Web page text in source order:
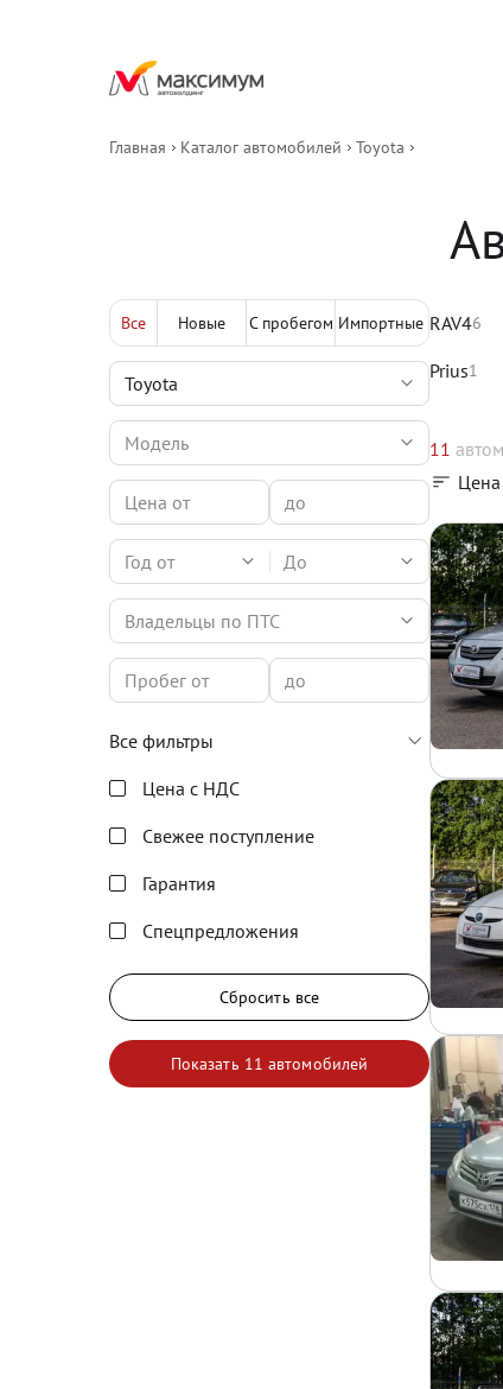
Главная Каталог автомобилей Toyota
Все Новые С пробегом Импортные
Год от До
Владельцы по ПТС
Все фильтры
Цена с НДС
Свежее поступление
Гарантия
Спецпредложения
Сбросить все
Показать 11 автомобилей
RAV46
Prius1
11